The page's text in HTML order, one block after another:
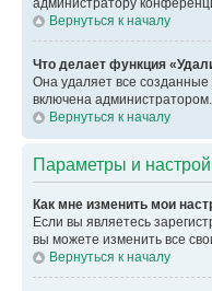
Вернуться к началу
Что делает функция
Она удаляет все
включена
Вернуться к началу
Параметры и
Как мне изменить мои
Если вы являетесь
вы можете изменить все
Вернуться к началу